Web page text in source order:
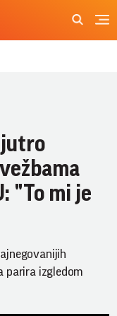
jutro
"To mi je
parira izgledom